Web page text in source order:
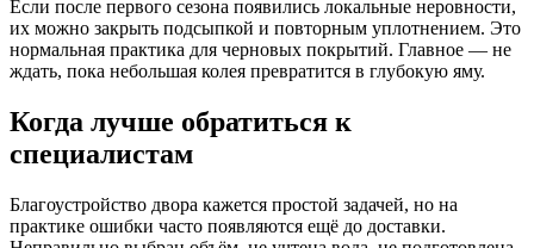
Если после первого сезона появились локальные неровности,
их можно закрыть подсыпкой и повторным уплотнением. Это
нормальная практика для черновых покрытий. Главное — не
ждать, пока небольшая колея превратится в глубокую яму.
Когда лучше обратиться к
специалистам
Благоустройство двора кажется простой задачей, но на
практике ошибки часто появляются ещё до доставки.